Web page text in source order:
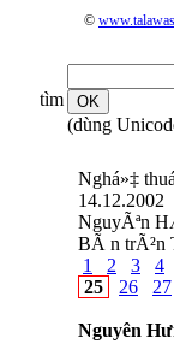
©
tìm
(dùng
Nghá»‡
14.12.2002
NguyÃªn
BÃ n trÃ²n
1
2 3 4
25
26 27
Nguyên